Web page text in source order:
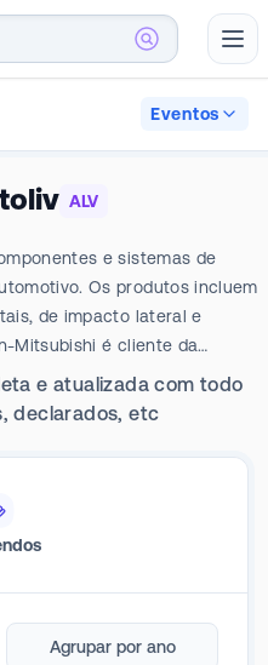
Eventos
ALV
e sistemas de
Os produtos incluem
de impacto lateral e
Mitsubishi é cliente da
As Américas geram
e atualizada com todo
declarados, etc
Agrupar por ano